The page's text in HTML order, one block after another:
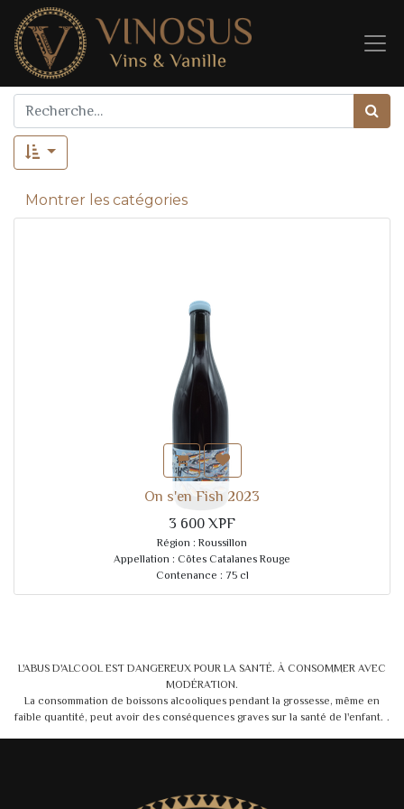
Montrer les catégories
On s'en Fish 2023
3 600XPF
Région : Roussillon
Appellation : Côtes Catalanes Rouge
Contenance : 75 cl
Cépages : 85% Cinsault, 15% Carignan
L'ABUS D'ALCOOL EST DANGEREUX POUR LA SANTÉ. À CONSOMMER AVEC
MODÉRATION.
La consommation de boissons alcooliques pendant la grossesse, même en
faible quantité, peut avoir des conséquences graves sur la santé de l'enfant. .